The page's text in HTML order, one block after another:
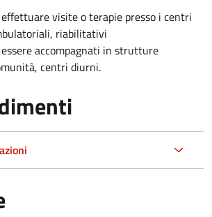
visite o terapie presso i centri
riabilitativi
accompagnati in strutture
centri diurni.